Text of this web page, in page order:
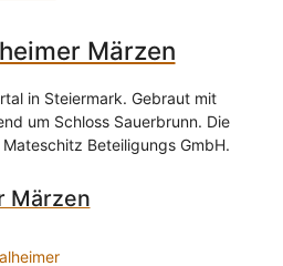
Märzen
in Steiermark. Gebraut mit
um Schloss Sauerbrunn. Die
Beteiligungs GmbH.
Märzen